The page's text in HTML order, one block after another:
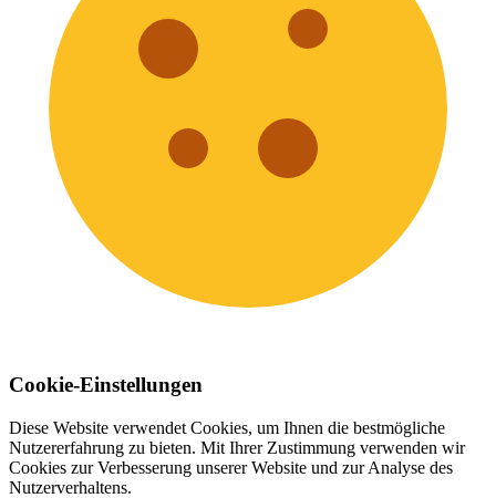
Cookie-Einstellungen
Diese Website verwendet Cookies, um Ihnen die bestmögliche
Nutzererfahrung zu bieten. Mit Ihrer Zustimmung verwenden wir
Cookies zur Verbesserung unserer Website und zur Analyse des
Nutzerverhaltens.